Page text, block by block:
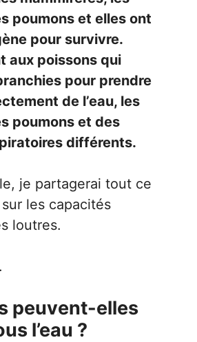
poumons et elles ont
pour survivre.
aux poissons qui
pour prendre
de l’eau, les
poumons et des
différents.
je partagerai tout ce
sur les capacités
loutres.
peuvent-elles
l’eau ?